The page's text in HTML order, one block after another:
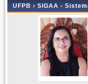
UFPB › SIGAA -